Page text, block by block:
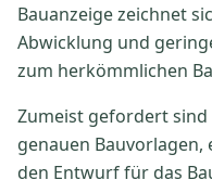
Bauanzeige zeichnet
Abwicklung und
zum herkömmlichen
Zumeist gefordert sind
genauen
den Entwurf für das